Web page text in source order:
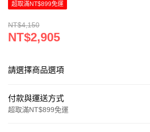
超取滿NT$899免運
NT$4,150
NT$2,905
請選擇商品選項
付款與運送方式
超取滿NT$899免運